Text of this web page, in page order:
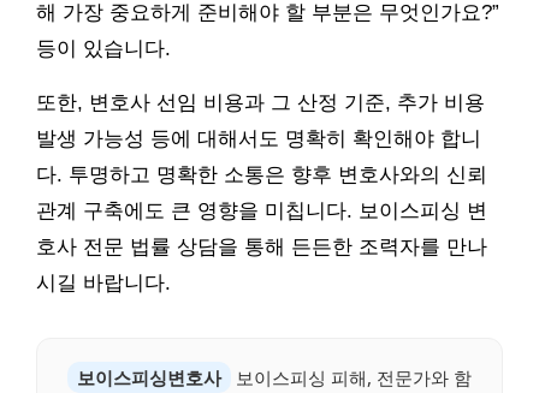
해 가장 중요하게 준비해야 할 부분은 무엇인가요?”
등이 있습니다.
또한, 변호사 선임 비용과 그 산정 기준, 추가 비용
발생 가능성 등에 대해서도 명확히 확인해야 합니
다. 투명하고 명확한 소통은 향후 변호사와의 신뢰
관계 구축에도 큰 영향을 미칩니다. 보이스피싱 변
호사 전문 법률 상담을 통해 든든한 조력자를 만나
시길 바랍니다.
보이스피싱변호사
보이스피싱 피해, 전문가와 함